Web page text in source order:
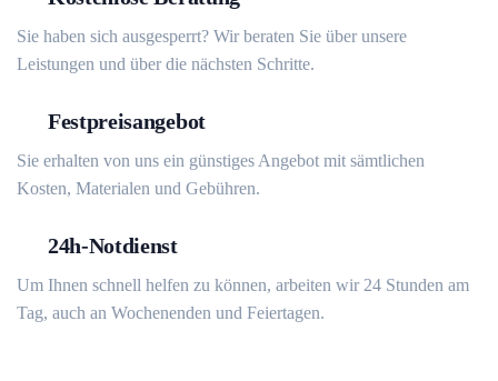
Sie haben sich ausgesperrt? Wir beraten Sie über unsere
Leistungen und über die nächsten Schritte.
Festpreisangebot
Sie erhalten von uns ein günstiges Angebot mit sämtlichen
Kosten, Materialen und Gebühren.
24h-Notdienst
Um Ihnen schnell helfen zu können, arbeiten wir 24 Stunden am
Tag, auch an Wochenenden und Feiertagen.